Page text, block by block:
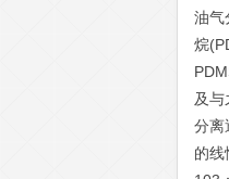
油气
烷
及与
分离
的线